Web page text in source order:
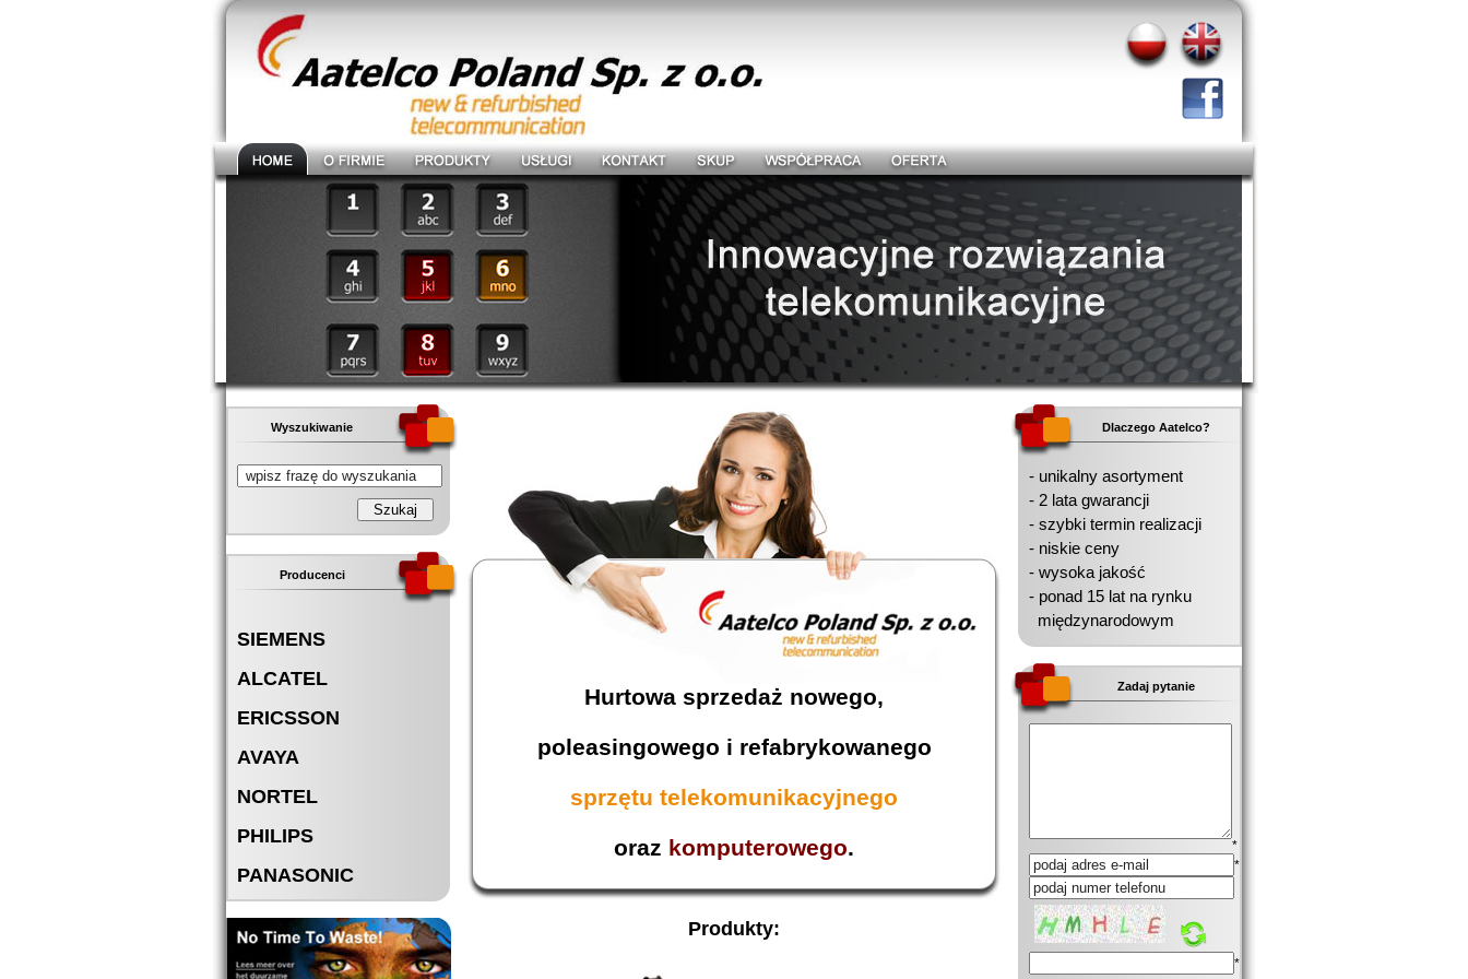
Wyszukiwanie
Producenci
SIEMENS
ALCATEL
ERICSSON
AVAYA
NORTEL
PHILIPS
PANASONIC
Hurtowa sprzedaż nowego,
poleasingowego i refabrykowanego
sprzętu telekomunikacyjnego
oraz komputerowego.
Produkty:
Dlaczego Aatelco?
- unikalny asortyment
- 2 lata gwarancji
- szybki termin realizacji
- niskie ceny
- wysoka jakość
- ponad 15 lat na rynku
międzynarodowym
Zadaj pytanie
*
*
*